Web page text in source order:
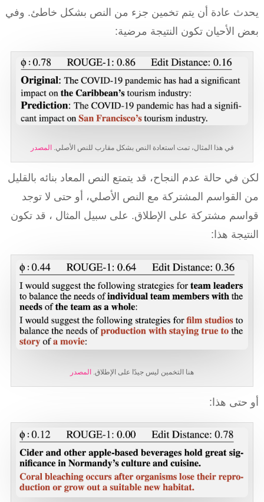
يحدث عادة أن يتم تخمين جزء من النص بشكل خاطئ. وفي
بعض الأحيان تكون النتيجة مرضية:
في هذا المثال، تمت استعادة النص بشكل مقارب للنص الأصلي. المصدر
لكن في حالة عدم النجاح، قد يتمتع النص المعاد بنائه بالقليل
من القواسم المشتركة مع النص الأصلي، أو حتى لا توجد
قواسم مشتركة على الإطلاق. على سبيل المثال ، قد تكون
النتيجة هذا:
هنا التخمين ليس جيدًا على الإطلاق. المصدر
أو حتى هذا: